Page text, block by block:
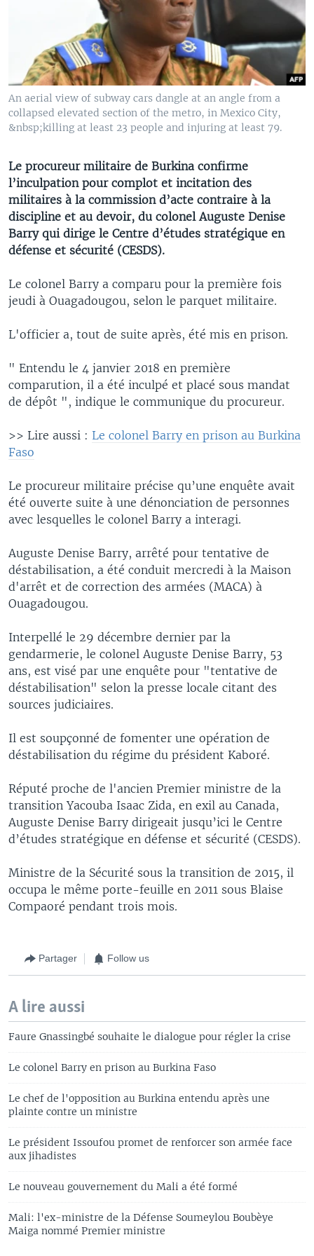
An aerial view of subway cars dangle at an angle from a
collapsed elevated section of the metro, in Mexico City,
&nbsp;killing at least 23 people and injuring at least 79.
Le procureur militaire de Burkina confirme
l’inculpation pour complot et incitation des
militaires à la commission d’acte contraire à la
discipline et au devoir, du colonel Auguste Denise
Barry qui dirige le Centre d’études stratégique en
défense et sécurité (CESDS).
Le colonel Barry a comparu pour la première fois
jeudi à Ouagadougou, selon le parquet militaire.
L'officier a, tout de suite après, été mis en prison.
" Entendu le 4 janvier 2018 en première
comparution, il a été inculpé et placé sous mandat
de dépôt ", indique le communique du procureur.
>> Lire aussi : Le colonel Barry en prison au Burkina
Faso
Le procureur militaire précise qu’une enquête avait
été ouverte suite à une dénonciation de personnes
avec lesquelles le colonel Barry a interagi.
Auguste Denise Barry, arrêté pour tentative de
déstabilisation, a été conduit mercredi à la Maison
d'arrêt et de correction des armées (MACA) à
Ouagadougou.
Interpellé le 29 décembre dernier par la
gendarmerie, le colonel Auguste Denise Barry, 53
ans, est visé par une enquête pour "tentative de
déstabilisation" selon la presse locale citant des
sources judiciaires.
Il est soupçonné de fomenter une opération de
déstabilisation du régime du président Kaboré.
Réputé proche de l'ancien Premier ministre de la
transition Yacouba Isaac Zida, en exil au Canada,
Auguste Denise Barry dirigeait jusqu’ici le Centre
d’études stratégique en défense et sécurité (CESDS).
Ministre de la Sécurité sous la transition de 2015, il
occupa le même porte-feuille en 2011 sous Blaise
Compaoré pendant trois mois.
Partager Follow us
A lire aussi
Faure Gnassingbé souhaite le dialogue pour régler la crise
Le colonel Barry en prison au Burkina Faso
Le chef de l'opposition au Burkina entendu après une
plainte contre un ministre
Le président Issoufou promet de renforcer son armée face
aux jihadistes
Le nouveau gouvernement du Mali a été formé
Mali: l'ex-ministre de la Défense Soumeylou Boubèye
Maiga nommé Premier ministre